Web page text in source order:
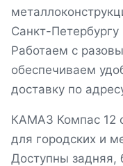
Санкт-
Работаем с
обеспечиваем
доставку по
КАМАЗ Компас 12
для городских и
Доступны задняя,